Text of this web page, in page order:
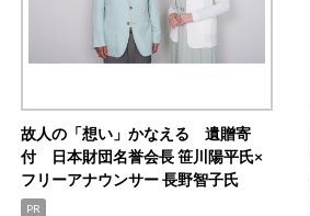
故人の「想い」かなえる 遺贈寄
付 日本財団名誉会長 笹川陽平氏×
フリーアナウンサー 長野智子氏
PR